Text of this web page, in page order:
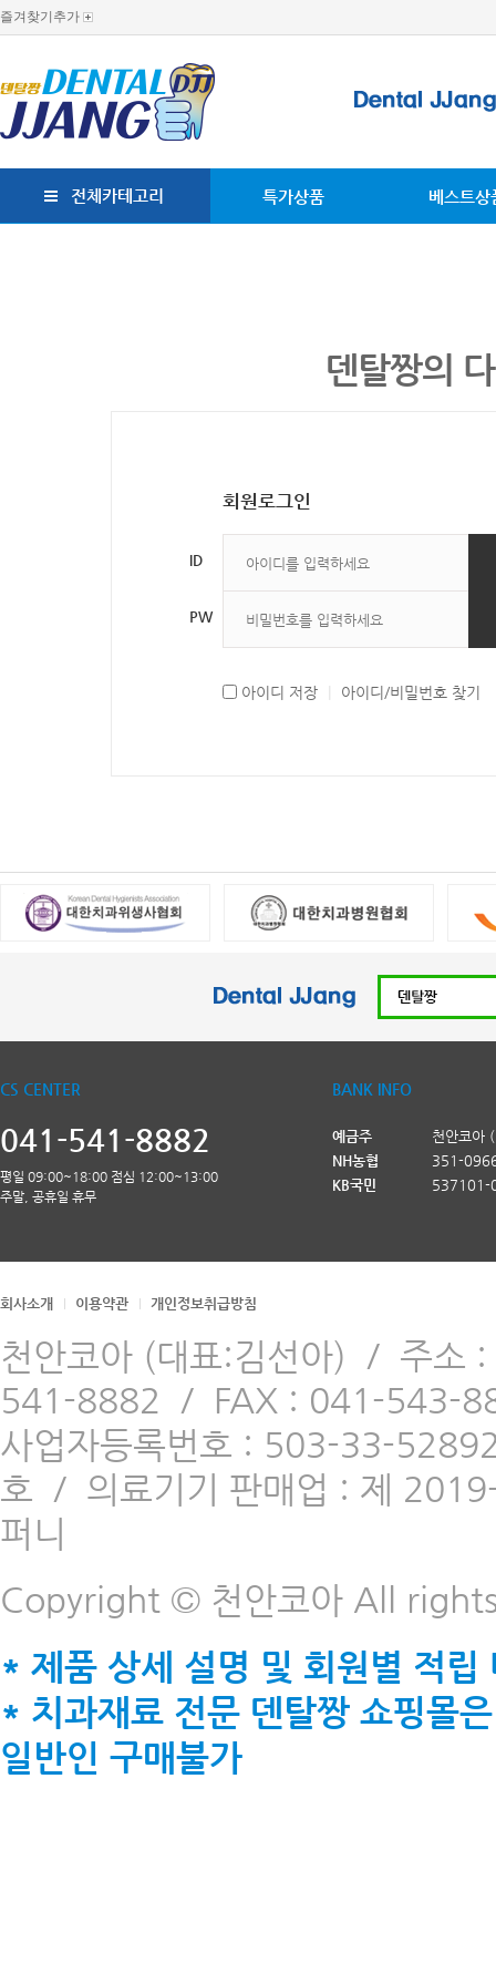
즐겨찾기추가
전체카테고리 특가상품 베스트상
덴탈짱의
회원로그인
ID
PW
아이디 저장 아이디/비밀번호 찾기
CS CENTER
041-541-8882
평일 09:00~18:00 점심 12:00~13:00
주말, 공휴일 휴무
BANK INFO
예금주
천안코아
NH농협
351-
KB국민
537101-
회사소개 이용약관 개인정보취급방침
천안코아 (대표:김선아) / 주소
541-8882 / FAX : 041-543-
사업자등록번호 : 503-33-
호 / 의료기기 판매업 : 제
퍼니
Copyright © 천안코아 All
* 제품 상세 설명 및 회원별 적
* 치과재료 전문 덴탈짱 쇼핑몰
일반인 구매불가